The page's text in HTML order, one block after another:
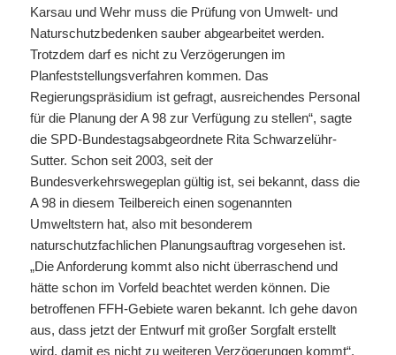
Karsau und Wehr muss die Prüfung von Umwelt- und
Naturschutzbedenken sauber abgearbeitet werden.
Trotzdem darf es nicht zu Verzögerungen im
Planfeststellungsverfahren kommen. Das
Regierungspräsidium ist gefragt, ausreichendes Personal
für die Planung der A 98 zur Verfügung zu stellen“, sagte
die SPD-Bundestagsabgeordnete Rita Schwarzelühr-
Sutter. Schon seit 2003, seit der
Bundesverkehrswegeplan gültig ist, sei bekannt, dass die
A 98 in diesem Teilbereich einen sogenannten
Umweltstern hat, also mit besonderem
naturschutzfachlichen Planungsauftrag vorgesehen ist.
„Die Anforderung kommt also nicht überraschend und
hätte schon im Vorfeld beachtet werden können. Die
betroffenen FFH-Gebiete waren bekannt. Ich gehe davon
aus, dass jetzt der Entwurf mit großer Sorgfalt erstellt
wird, damit es nicht zu weiteren Verzögerungen kommt“,